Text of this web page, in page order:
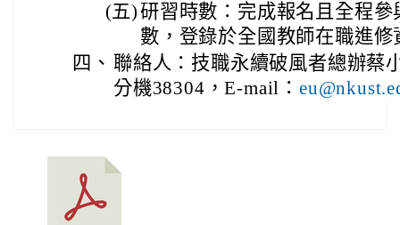
(五)研習時數：完成報名且全程
數，登錄於全國教師在職進修
四、 聯絡人：技職永續破風者總辦蔡
分機38304，E-mail：